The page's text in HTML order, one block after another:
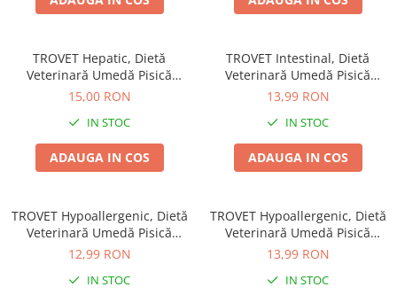
Vitamine Câini
Perii & Piepteni
Accesorii Câini
Culcușuri & Saltele Câini
Castroane și Adapatori
Zgărzi, Lese & Hamuri
Jucării Câini
Haine Câini
TROVET Hepatic, Dietă
Veterinară Umedă Pisică
Adult, Pui, 200g
15,00 RON
IN STOC
ADAUGA IN COS
TROVET Intestinal, Dietă
Veterinară Umedă Pisică
Adult, Pui, 200g
13,99 RON
IN STOC
ADAUGA IN COS
TROVET Hypoallergenic, Dietă
Veterinară Umedă Pisică
Adult, Curcan, 200g
12,99 RON
IN STOC
TROVET Hypoallergenic, Dietă
Veterinară Umedă Pisică
Adult, Iepure, 200g
13,99 RON
IN STOC